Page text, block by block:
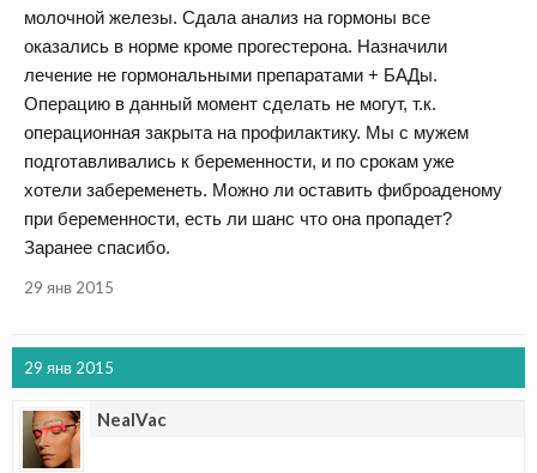
молочной железы. Сдала анализ на гормоны все
оказались в норме кроме прогестерона. Назначили
лечение не гормональными препаратами + БАДы.
Операцию в данный момент сделать не могут, т.к.
операционная закрыта на профилактику. Мы с мужем
подготавливались к беременности, и по срокам уже
хотели забеременеть. Можно ли оставить фиброаденому
при беременности, есть ли шанс что она пропадет?
Заранее спасибо.
29 янв 2015
29 янв 2015
NealVac